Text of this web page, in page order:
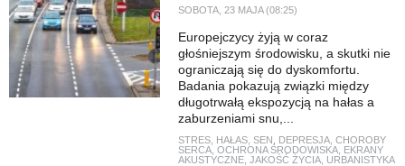
SOBOTA, 23 MAJA (08:25)
Europejczycy żyją w coraz
głośniejszym środowisku, a skutki nie
ograniczają się do dyskomfortu.
Badania pokazują związki między
długotrwałą ekspozycją na hałas a
zaburzeniami snu,...
STRES, HAŁAS, SEN DEPRESJA, CHOROBY
SERCA, OCHRONA ŚRODOWISKA, EKRANY
AKUSTYCZNE, JAKOŚĆ ŻYCIA, URBANISTYKA